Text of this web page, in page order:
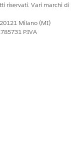
riservati. Vari marchi di
Milano (MI)
P.IVA